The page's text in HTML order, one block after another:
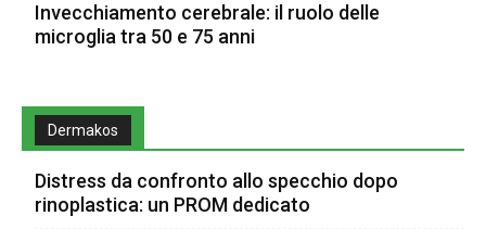
Invecchiamento cerebrale: il ruolo delle
microglia tra 50 e 75 anni
Dermakos
Distress da confronto allo specchio dopo
rinoplastica: un PROM dedicato